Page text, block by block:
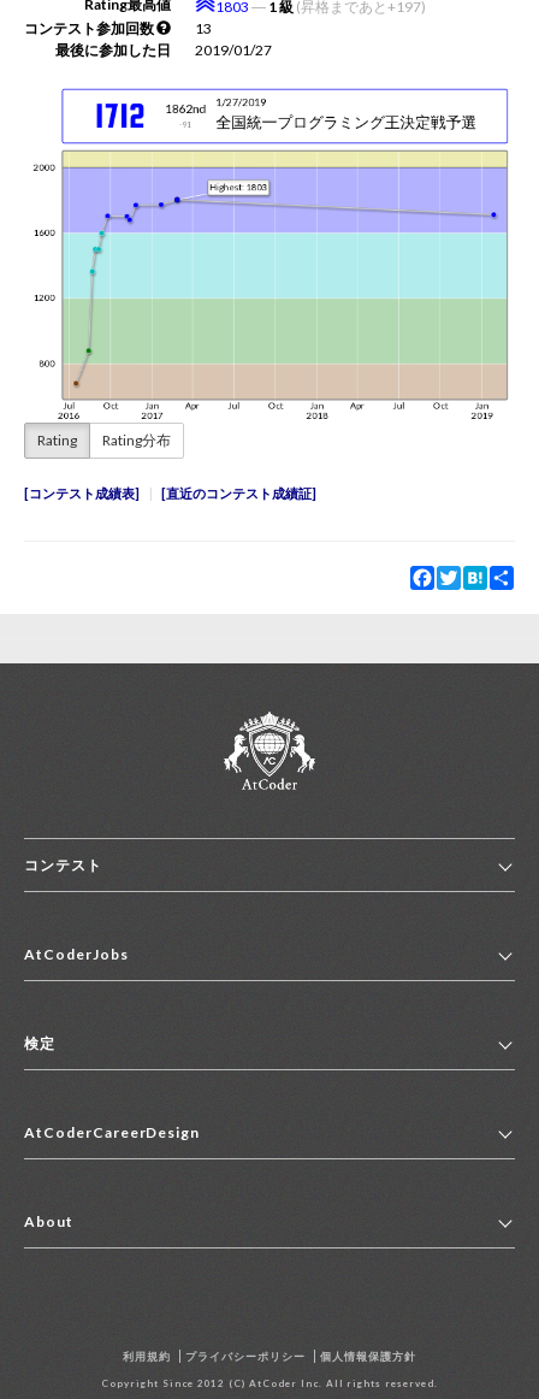
Rating最高値 1803 ― 1 級 (昇格まであと+197)
コンテスト参加回数
13
最後に参加した日
2019/01/27
Rating Rating分布
コンテスト成績表 直近のコンテスト成績証
Facebook
TwitterHatena
コンテスト
コンテスト一覧
便利リンク集
AtCoderJobs
2027年新卒採用求人一覧
中途採用求人一覧
その他求人一覧
検定
マイページ
AtCoderCareerDesign
About
Copyright Since 2012 (C) AtCoder Inc. All rights reserved.
利用規約 プライバシーポリシー 個人情報保護方針